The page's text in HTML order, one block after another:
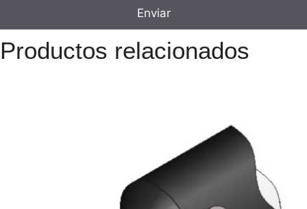
Productos relacionados